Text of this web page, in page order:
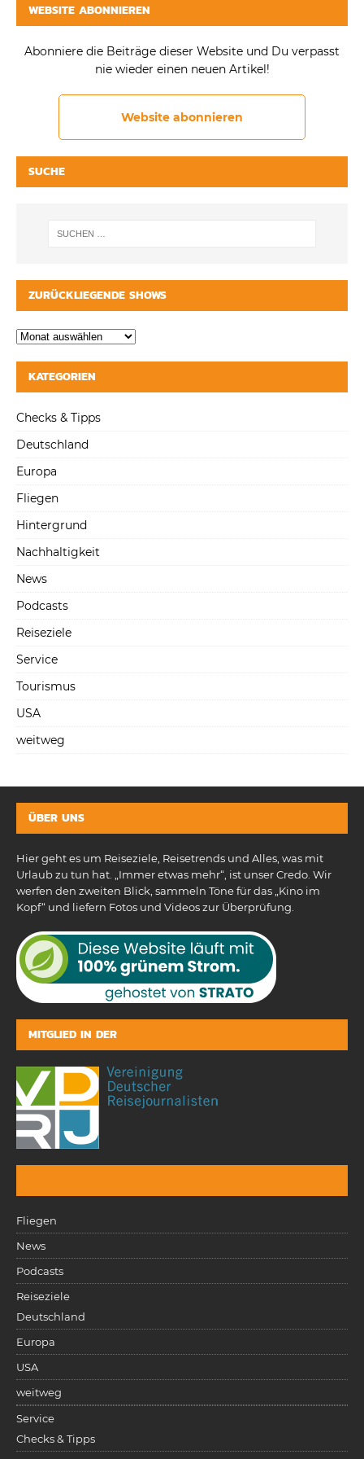
WEBSITE ABONNIEREN
Abonniere die Beiträge dieser Website und Du verpasst
nie wieder einen neuen Artikel!
Website abonnieren
SUCHE
ZURÜCKLIEGENDE SHOWS
KATEGORIEN
Checks & Tipps
Deutschland
Europa
Fliegen
Hintergrund
Nachhaltigkeit
News
Podcasts
Reiseziele
Service
Tourismus
USA
weitweg
ÜBER UNS
Hier geht es um Reiseziele, Reisetrends und Alles, was mit
Urlaub zu tun hat. „Immer etwas mehr“, ist unser Credo. Wir
werfen den zweiten Blick, sammeln Töne für das „Kino im
Kopf“ und liefern Fotos und Videos zur Überprüfung.
MITGLIED IN DER
Fliegen
News
Podcasts
Reiseziele
Deutschland
Europa
USA
weitweg
Service
Checks & Tipps